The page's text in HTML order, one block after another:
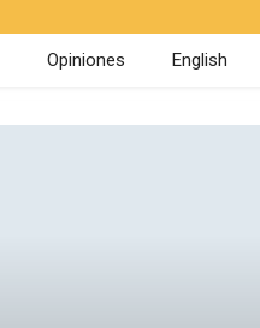
Opiniones English